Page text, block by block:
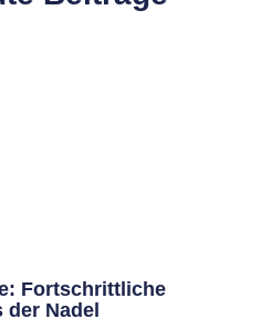
Fortschrittliche
der Nadel